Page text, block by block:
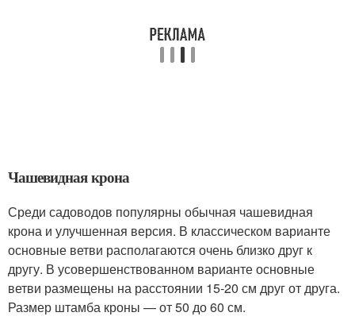
Чашевидная крона
Среди садоводов популярны обычная чашевидная
крона и улучшенная версия. В классическом варианте
основные ветви располагаются очень близко друг к
другу. В усовершенствованном варианте основные
ветви размещены на расстоянии 15-20 см друг от друга.
Размер штамба кроны — от 50 до 60 см.